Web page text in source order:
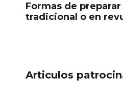
Formas de
tradicional o en
Articulos